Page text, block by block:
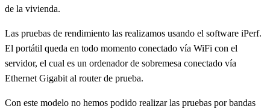
de la vivienda.
Las pruebas de rendimiento las realizamos usando el software iPerf.
El portátil queda en todo momento conectado vía WiFi con el
servidor, el cual es un ordenador de sobremesa conectado vía
Ethernet Gigabit al router de prueba.
Con este modelo no hemos podido realizar las pruebas por bandas